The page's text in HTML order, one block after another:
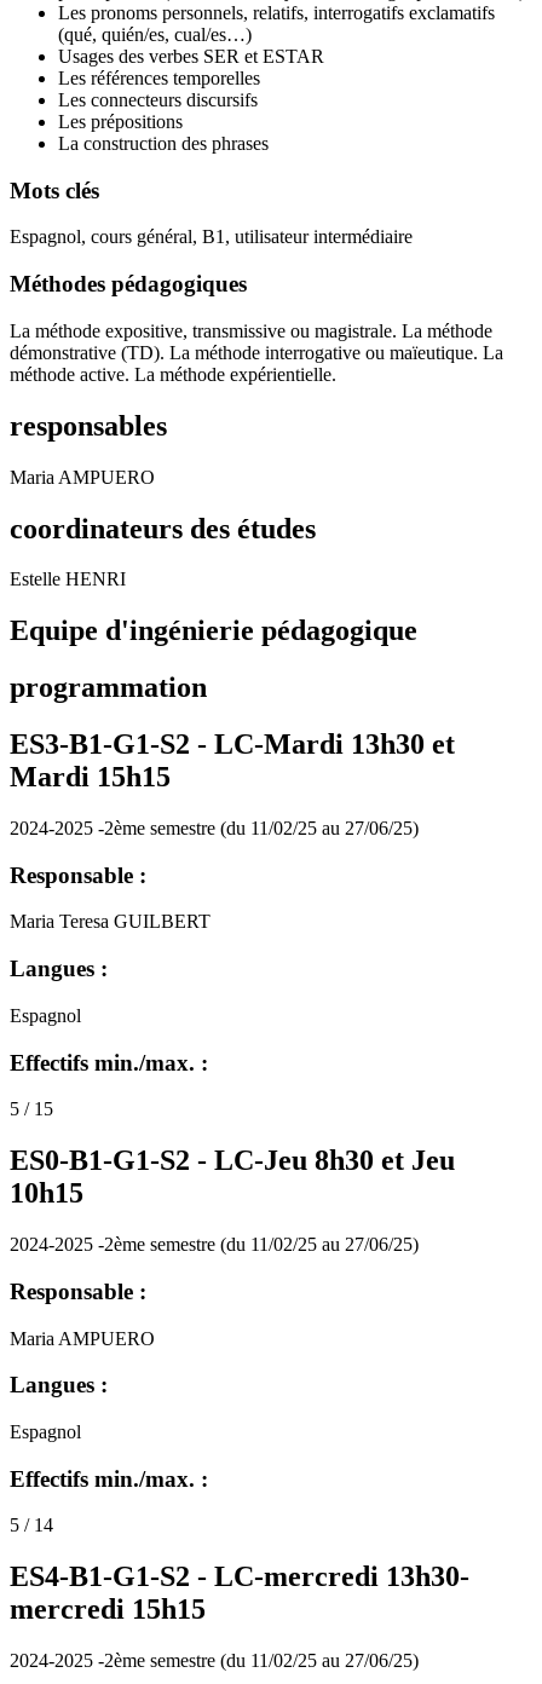
Les pronoms personnels, relatifs, interrogatifs exclamatifs
(qué, quién/es, cual/es…)
Usages des verbes SER et ESTAR
Les références temporelles
Les connecteurs discursifs
Les prépositions
La construction des phrases
Mots clés
Espagnol, cours général, B1, utilisateur intermédiaire
Méthodes pédagogiques
La méthode expositive, transmissive ou magistrale. La méthode
démonstrative (TD). La méthode interrogative ou maïeutique. La
méthode active. La méthode expérientielle.
responsables
Maria AMPUERO
coordinateurs des études
Estelle HENRI
Equipe d'ingénierie pédagogique
programmation
ES3-B1-G1-S2 - LC-Mardi 13h30 et
Mardi 15h15
2024-2025 -2ème semestre (du 11/02/25 au 27/06/25)
Responsable :
Maria Teresa GUILBERT
Langues :
Espagnol
Effectifs min./max. :
5 / 15
ES0-B1-G1-S2 - LC-Jeu 8h30 et Jeu
10h15
2024-2025 -2ème semestre (du 11/02/25 au 27/06/25)
Responsable :
Maria AMPUERO
Langues :
Espagnol
Effectifs min./max. :
5 / 14
ES4-B1-G1-S2 - LC-mercredi 13h30-
mercredi 15h15
2024-2025 -2ème semestre (du 11/02/25 au 27/06/25)